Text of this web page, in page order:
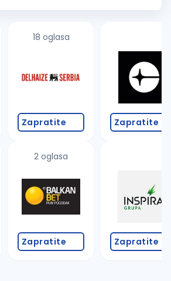
18 oglasa
Zapratite
2 oglasa
Zapratite
Zapratite
Zapratite